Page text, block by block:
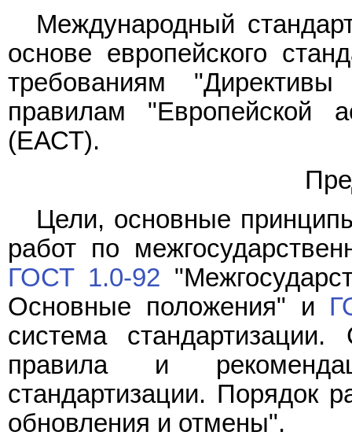
Международный
основе европейского
требованиям
правилам "Европейской
(ЕАСТ).
Цели, основные
работ по
ГОСТ 1.0-92
Основные положения" и
система стандартизации.
правила и
стандартизации. Порядок
обновления и отмены".